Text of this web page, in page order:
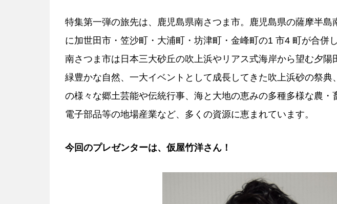
特集第一弾の旅先は、鹿児島県南さつま市。鹿児島県の薩摩半島
に加世田市・笠沙町・大浦町・坊津町・金峰町の1 市4 町が合併
南さつま市は日本三大砂丘の吹上浜やリアス式海岸から望む夕陽
緑豊かな自然、一大イベントとして成長してきた吹上浜砂の祭典
の様々な郷土芸能や伝統行事、海と大地の恵みの多種多様な農・
電子部品等の地場産業など、多くの資源に恵まれています。
今回のプレゼンターは、仮屋竹洋さん！